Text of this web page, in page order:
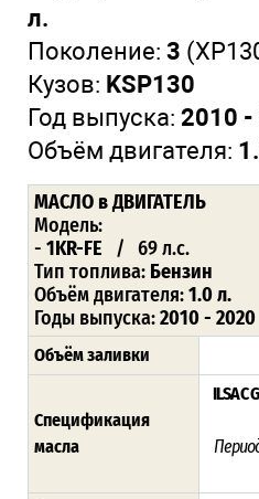
л.
Поколение: 3
Кузов: KSP130
Год выпуска: 2010 -
Объём двигателя:
МАСЛО в ДВИГАТЕЛЬ
Модель:
- 1KR-FE / 69 л.с.
Тип топлива: Бензин
Объём двигателя:1.0 л.
Годы выпуска:2010 - 2020
Объём заливки
Спецификация
масла
ILSAC